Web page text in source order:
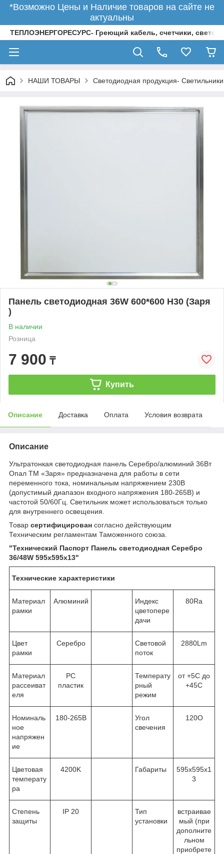
*Возможно Цены и Наличие товаров на сайте не
актуальны
ТЕПЛОЭНЕРГОРЕСУРС- Греющий кабель, счетчики,
НАШИ ТОВАРЫ Светодиодная продукция-
Панель светодиодная 36W 600*600 H30 (Заря
)
В наличии
Розница
7 900 ₸
Купить
Описание Доставка Оплата Условия возврата
Описание
Ультратонкая светодиодная панель Серебро/алюминий 36Вт
Опал ТМ «Заря» предназначена для работы в сети
переменного тока, номинальным напряжением 230В
(допустимый диапазон входного напряжения 180-265В) и
частотой 50/60Гц. Светильник может использоваться только
для внутреннего освещения.
Товар сертифицирован согласно действующим
Техническим регламентам Таможенного союза.
"Технический Паспорт Панель светодиодная Серебро
36/48W 595х595х13"
Технические характеристики
Материал
рамки
Алюминий
Индекс
цветопере
дачи
80Ra
Цвет
рамки
Серебро
Световой
поток
2880Lm
Материал
рассеиват
еля
PC
пластик
Температу
рный
режим
от +5С до
+45С
Номиналь
ное
напряжен
ие
180-265В
Угол
свечения
120О
Цветовая
температу
ра
4200K Габариты
595х595х1
3
Степень
защиты
IP 20
Тип
установки
встраивае
мый (при
дополните
льном
приобрете